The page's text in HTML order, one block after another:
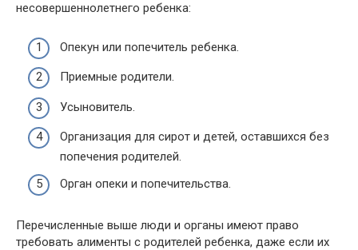
несовершеннолетнего ребенка:
Опекун или попечитель ребенка.
Приемные родители.
Усыновитель.
Организация для сирот и детей, оставшихся без
попечения родителей.
Орган опеки и попечительства.
Перечисленные выше люди и органы имеют право
требовать алименты с родителей ребенка, даже если их